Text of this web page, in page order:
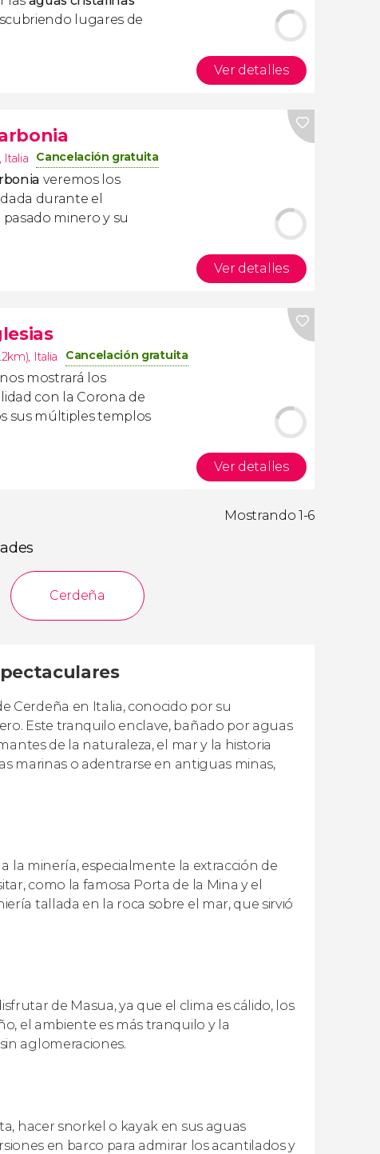
lugares de
Ver detalles
, Italia Cancelación gratuita
veremos los
durante el
minero y su
Ver detalles
, Italia Cancelación gratuita
mostrará los
con la Corona de
sus múltiples templos
Ver detalles
Mostrando 1-6
Cerdeña
Cerdeña en Italia, conocido por su
Este tranquilo enclave, bañado por aguas
de la naturaleza, el mar y la historia
marinas o adentrarse en antiguas minas,
la minería, especialmente la extracción de
como la famosa Porta de la Mina y el
tallada en la roca sobre el mar, que sirvió
de Masua, ya que el clima es cálido, los
el ambiente es más tranquilo y la
aglomeraciones.
hacer snorkel o kayak en sus aguas
en barco para admirar los acantilados y